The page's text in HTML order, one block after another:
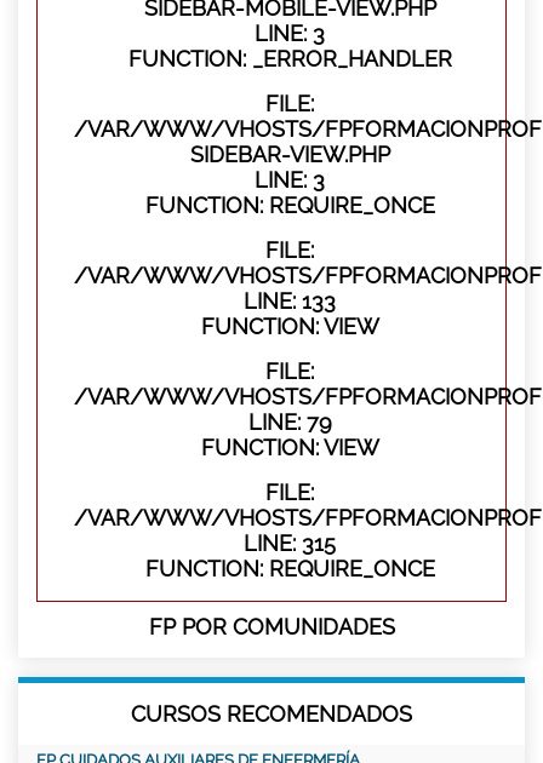
SIDEBAR-MOBILE-VIEW.PHP
LINE: 3
FUNCTION: _ERROR_HANDLER
FILE:
/VAR/WWW/VHOSTS/
SIDEBAR-VIEW.PHP
LINE: 3
FUNCTION: REQUIRE_ONCE
FILE:
/VAR/WWW/VHOSTS/
LINE: 133
FUNCTION: VIEW
FILE:
/VAR/WWW/VHOSTS/
LINE: 79
FUNCTION: VIEW
FILE:
/VAR/WWW/VHOSTS/
LINE: 315
FUNCTION: REQUIRE_ONCE
FP POR COMUNIDADES
CURSOS RECOMENDADOS